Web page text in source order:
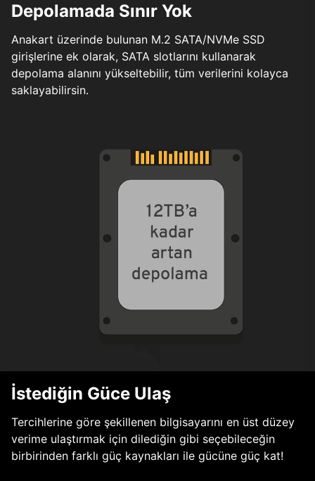
Depolamada Sınır Yok
Anakart üzerinde bulunan M.2 SATA/NVMe SSD
girişlerine ek olarak, SATA slotlarını kullanarak
depolama alanını yükseltebilir, tüm verilerini kolayca
saklayabilirsin.
İstediğin Güce Ulaş
Tercihlerine göre şekillenen bilgisayarını en üst düzey
verime ulaştırmak için dilediğin gibi seçebileceğin
birbirinden farklı güç kaynakları ile gücüne güç kat!